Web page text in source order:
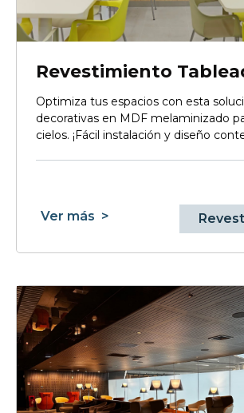
Revestimiento
Optimiza tus espacios con esta
decorativas en MDF melaminizado
cielos. ¡Fácil instalación y diseño
Ver más >